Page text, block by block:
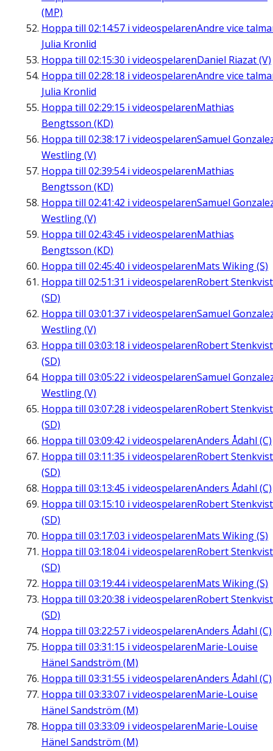
(MP)
Hoppa till 02:14:57 i videospelarenAndre vice
Julia Kronlid
Hoppa till 02:15:30 i videospelarenDaniel Riazat (V)
Hoppa till 02:28:18 i videospelarenAndre vice
Julia Kronlid
Hoppa till 02:29:15 i videospelarenMathias
Bengtsson (KD)
Hoppa till 02:38:17 i videospelarenSamuel
Westling (V)
Hoppa till 02:39:54i videospelarenMathias
Bengtsson (KD)
Hoppa till 02:41:42 i videospelarenSamuel
Westling (V)
Hoppa till 02:43:45 i videospelarenMathias
Bengtsson (KD)
Hoppa till 02:45:40 i videospelarenMats Wiking (S)
Hoppa till 02:51:31 i videospelarenRobert Stenkvist
(SD)
Hoppa till 03:01:37 i videospelarenSamuel
Westling (V)
Hoppa till 03:03:18 i videospelarenRobert Stenkvist
(SD)
Hoppa till 03:05:22 i videospelarenSamuel
Westling (V)
Hoppa till 03:07:28 i videospelarenRobert Stenkvist
(SD)
Hoppa till 03:09:42 i videospelarenAnders Ådahl (C)
Hoppa till 03:11:35 i videospelarenRobert Stenkvist
(SD)
Hoppa till 03:13:45 i videospelarenAnders Ådahl (C)
Hoppa till 03:15:10 i videospelarenRobert Stenkvist
(SD)
Hoppa till 03:17:03 i videospelarenMats Wiking (S)
Hoppa till 03:18:04i videospelarenRobert Stenkvist
(SD)
Hoppa till 03:19:44i videospelarenMats Wiking (S)
Hoppa till 03:20:38 i videospelarenRobert Stenkvist
(SD)
Hoppa till 03:22:57 i videospelarenAnders Ådahl (C)
Hoppa till 03:31:15 i videospelarenMarie-Louise
Hänel Sandström (M)
Hoppa till 03:31:55 i videospelarenAnders Ådahl (C)
Hoppa till 03:33:07 i videospelarenMarie-Louise
Hänel Sandström (M)
Hoppa till 03:33:09 i videospelarenMarie-Louise
Hänel Sandström (M)